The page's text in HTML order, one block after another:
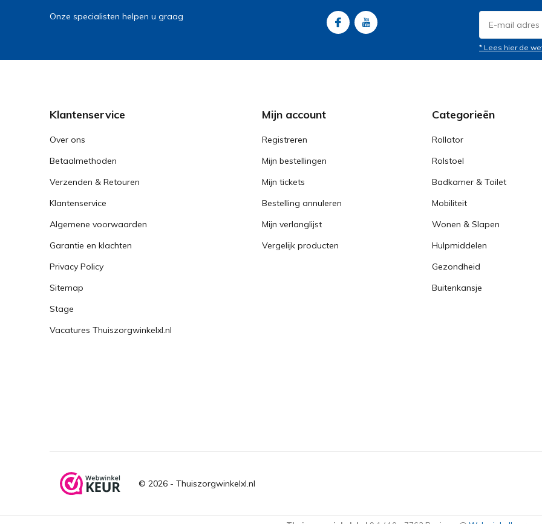
Onze specialisten helpen u graag
* Lees hier de
Klantenservice
Over ons
Betaalmethoden
Verzenden & Retouren
Klantenservice
Algemene voorwaarden
Garantie en klachten
Privacy Policy
Sitemap
Stage
Vacatures Thuiszorgwinkelxl.nl
Mijn account
Registreren
Mijn bestellingen
Mijn tickets
Bestelling annuleren
Mijn verlanglijst
Vergelijk producten
Categorieën
Rollator
Rolstoel
Badkamer & Toilet
Mobiliteit
Wonen & Slapen
Hulpmiddelen
Gezondheid
Buitenkansje
© 2026 - Thuiszorgwinkelxl.nl